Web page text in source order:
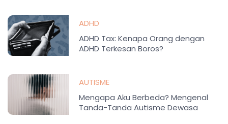
ADHD
ADHD Tax: Kenapa Orang dengan
ADHD Terkesan Boros?
AUTISME
Mengapa Aku Berbeda? Mengenal
Tanda-Tanda Autisme Dewasa